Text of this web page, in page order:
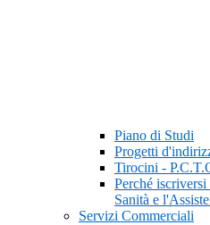
Piano di Studi
Progetti
Tirocini -
Perché
Sanità e
Servizi Commerciali